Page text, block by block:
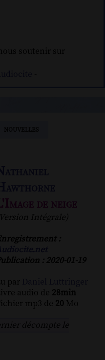
soutenir sur
-
de neige
Intégrale)
:
: 2020-01-19
par
audio de 28min
mp3 de 20 Mo
décompte le